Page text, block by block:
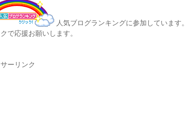
人気ブログランキングに参加しています。
で応援お願いします。
ーリンク